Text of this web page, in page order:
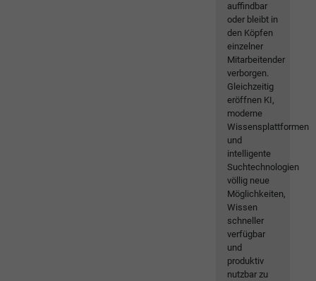
auffindbar
oder bleibt in
den Köpfen
einzelner
Mitarbeitender
verborgen.
Gleichzeitig
eröffnen KI,
moderne
Wissensplattformen
und
intelligente
Suchtechnologien
völlig neue
Möglichkeiten,
Wissen
schneller
verfügbar
und
produktiv
nutzbar zu